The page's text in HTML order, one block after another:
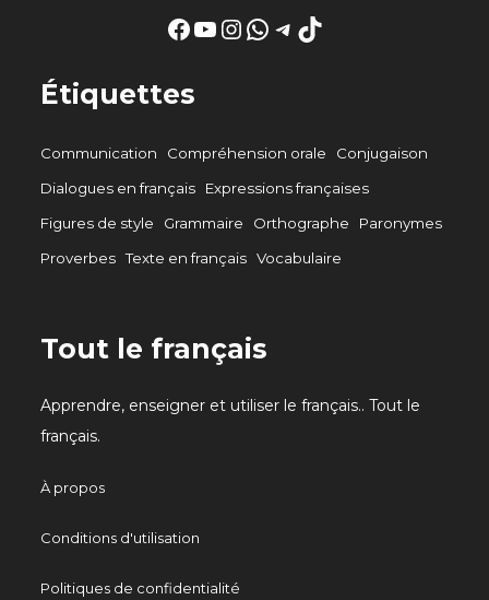
Facebook
YouTube
Instagram
WhatsApp
Telegram
TikTok
Étiquettes
Communication Compréhension orale
Conjugaison
Dialogues en français
Expressions françaises
Figures de style
Grammaire Orthographe
Paronymes
Proverbes Texte en français Vocabulaire
Tout le français
Apprendre, enseigner et utiliser le français.. Tout le
français.
À propos
Conditions d'utilisation
Politiques de confidentialité